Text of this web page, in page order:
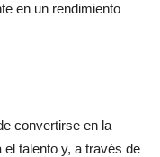
en un rendimiento
convertirse en la
talento y, a través de